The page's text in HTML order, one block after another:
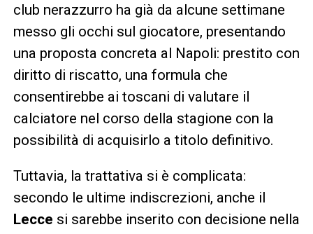
club nerazzurro ha già da alcune settimane
messo gli occhi sul giocatore, presentando
una proposta concreta al Napoli: prestito con
diritto di riscatto, una formula che
consentirebbe ai toscani di valutare il
calciatore nel corso della stagione con la
possibilità di acquisirlo a titolo definitivo.
Tuttavia, la trattativa si è complicata:
secondo le ultime indiscrezioni, anche il
Lecce si sarebbe inserito con decisione nella